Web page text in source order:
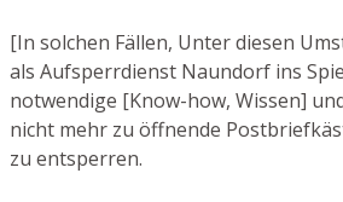
[In solchen Fällen, Unter diesen
als Aufsperrdienst Naundorf ins
notwendige [Know-how, Wissen]
nicht mehr zu öffnende
zu entsperren.